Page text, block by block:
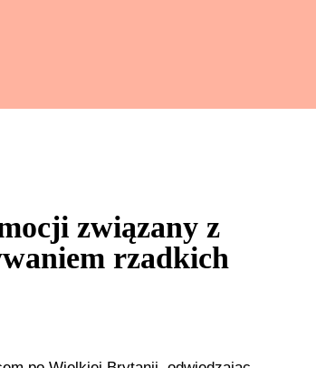
związany z
rzadkich